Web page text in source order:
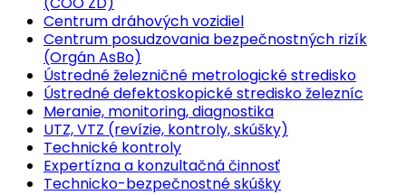
Centrum dráhových vozidiel
Centrum posudzovania bezpečnostných rizík
(Orgán AsBo)
Ústredné železničné metrologické stredisko
Ústredné defektoskopické stredisko železníc
Meranie, monitoring, diagnostika
UTZ, VTZ (revízie, kontroly, skúšky)
Technické kontroly
Expertízna a konzultačná činnosť
Technicko-bezpečnostné skúšky